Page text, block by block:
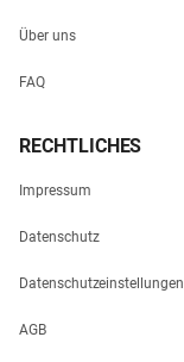
Über uns
FAQ
RECHTLICHES
Impressum
Datenschutz
Datenschutzeinstellungen
AGB